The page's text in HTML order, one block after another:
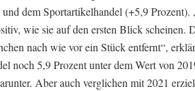
dem Sportartikelhandel (+5,9 Prozent).
wie sie auf den ersten Blick scheinen.
nach wie vor ein Stück entfernt“,
noch 5,9 Prozent unter dem Wert von
Aber auch verglichen mit 2021